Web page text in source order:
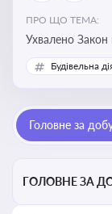
ПРО ЩО ТЕМА:
Ухвалено
відведення
інфраструктури
Будівельна
Головне за
ГОЛОВНЕ ЗА